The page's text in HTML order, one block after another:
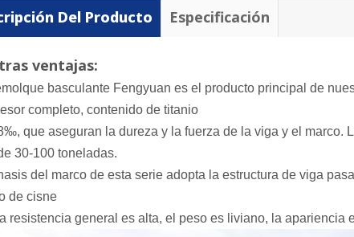
Del Producto Especificación
ventajas:
basculante Fengyuan es el producto principal de
completo, contenido de titanio
que aseguran la dureza y la fuerza de la viga y el marco.
30-100 toneladas.
del marco de esta serie adopta la estructura de viga
de cisne
resistencia general es alta, el peso es liviano, la apariencia